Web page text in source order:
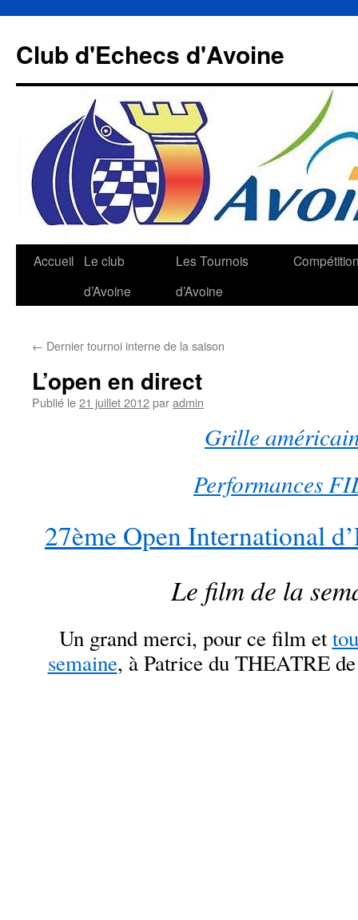
contenu
Club d'Echecs d'Avoine
Accueil
Le club
d’Avoine
Les Tournois
d’Avoine
← Dernier tournoi interne de la saison
L’open en direct
Publié le21 juillet 2012paradmin
Grille
Performances
27ème Open International
Le film de la
Un grand merci, pour ce film et
semaine, à Patrice du THEATRE